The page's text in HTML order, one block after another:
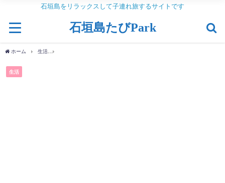
石垣島をリラックスして子連れ旅するサイトです
石垣島たびPark
ホーム 生活
生活